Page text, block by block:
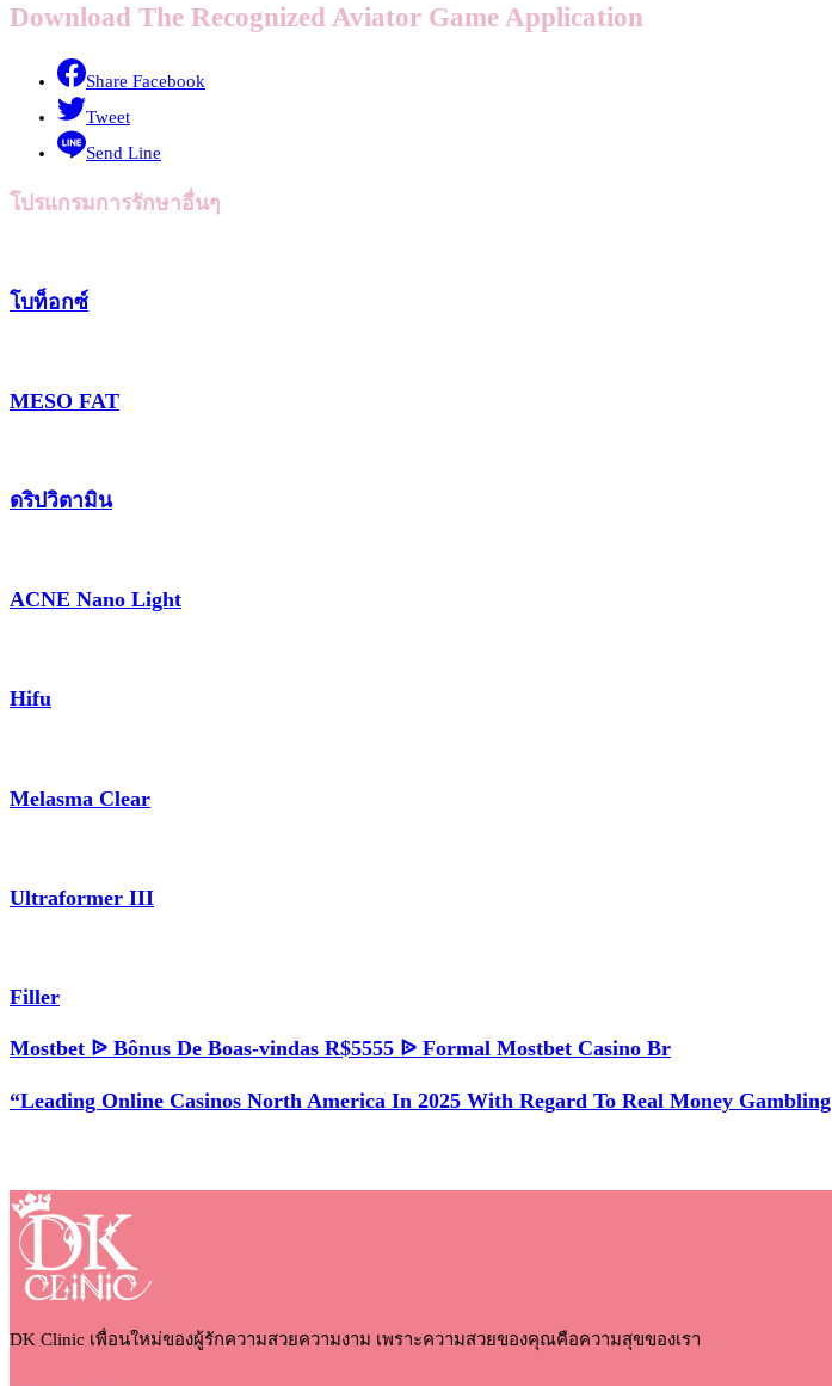
Download The Recognized Aviator Game Application
Share Facebook
Tweet
Send Line
โปรแกรมการรักษาอื่นๆ
โบท็อกซ์
MESO FAT
ดริปวิตามิน
ACNE Nano Light
Hifu
Melasma Clear
Ultraformer III
Filler
Mostbet ᐉ Bônus De Boas-vindas R$5555 ᐉ Formal Mostbet Casino Br
“Leading Online Casinos North America In 2025 With Regard To Real Money Gambling
DK Clinic เพื่อนใหม่ของผู้รักความสวยความงาม เพราะความสวยของคุณคือความสุขของเรา